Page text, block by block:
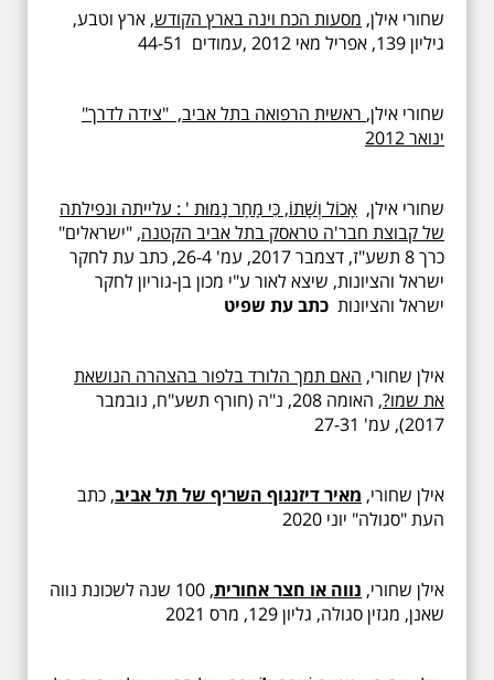
שחורי אילן, מסעות הכח וינה בארץ הקודש, ארץ וטבע,
גיליון 139, אפריל מאי 2012 ,עמודים 44-51
שחורי אילן, ראשית הרפואה בתל אביב, "צידה לדרך"
ינואר 2012
שחורי אילן, אָכוֹל וְשָׁתוֹ, כִּי מָחָר נָמוּת ' : עלייתה ונפילתה
של קבוצת חבר'ה טראסק בתל אביב הקטנה, "ישראלים"
כרך 8 תשע"ז, דצמבר 2017, עמ' 26-4, כתב עת לחקר
ישראל והציונות, שיצא לאור ע"י מכון בן-גוריון לחקר
ישראל והציונות כתב עת שפיט
אילן שחורי, האם תמך הלורד בלפור בהצהרה הנושאת
את שמו?
, האומה 208, נ"ה (חורף תשע"ח, נובמבר
2017), עמ' 27-31
אילן שחורי, מאיר דיזנגוף השריף של תל אביב, כתב
העת "סגולה" יוני 2020
אילן שחורי, נווה או חצר אחורית,
100 שנה לשכונת נווה
שאנן, מגזין סגולה, גליון 129, מרס 2021